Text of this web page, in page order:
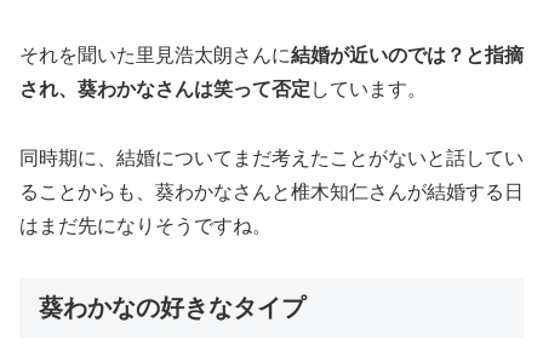
それを聞いた里見浩太朗さんに結婚が近いのでは？と指摘
され、葵わかなさんは笑って否定 しています。
同時期に、結婚についてまだ考えたことがないと話してい
ることからも、葵わかなさんと椎木知仁さんが結婚する日
はまだ先になりそうですね。
葵わかなの好きなタイプ